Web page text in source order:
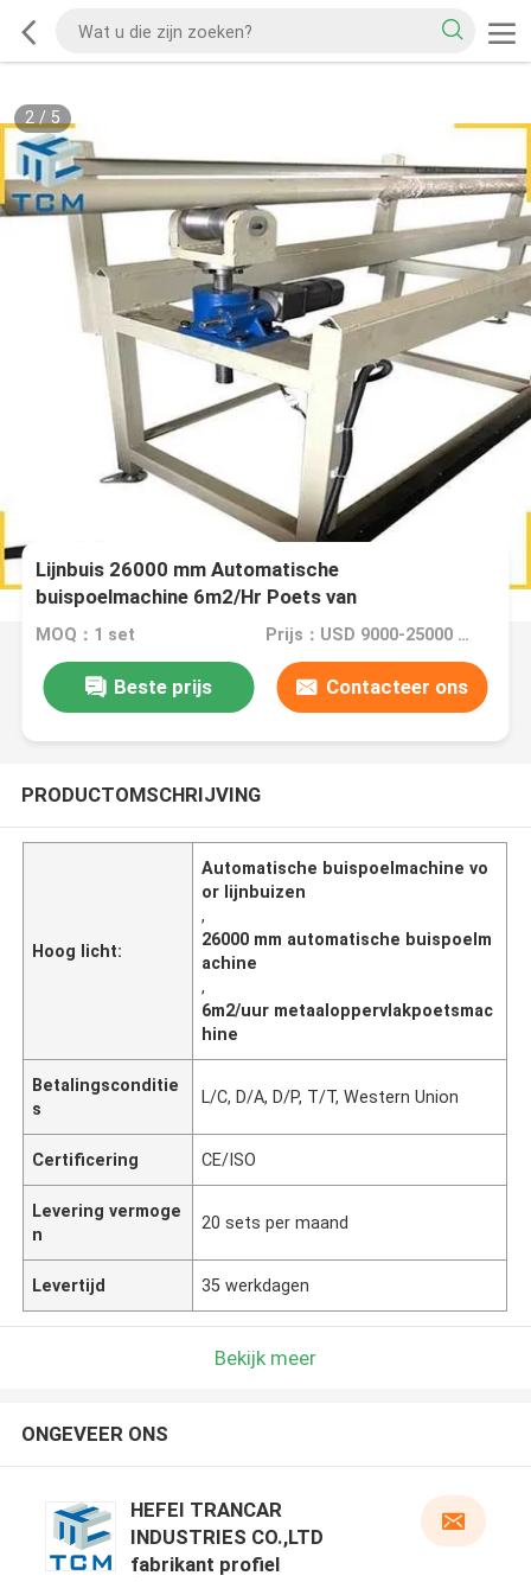
2/ 5
Lijnbuis 26000 mm Automatische
buispoelmachine 6m2/Hr Poets van
metaaloppervlak
MOQ：1 set Prijs：USD 9000-25000 Dollar per set
Beste prijs Contacteer ons
PRODUCTOMSCHRIJVING
Hoog licht:
Automatische buispoelmachine vo
or lijnbuizen
,
26000 mm automatische buispoelm
achine
,
6m2/uur metaaloppervlakpoetsmac
hine
Betalingsconditie
s
L/C, D/A, D/P, T/T, Western Union
Certificering CE/ISO
Levering vermoge
n
20 sets per maand
Levertijd 35 werkdagen
Bekijk meer
ONGEVEER ONS
HEFEI TRANCAR
INDUSTRIES CO.,LTD
fabrikant profiel